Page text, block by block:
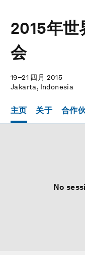
2015年世
会
19–21 四月 2015
Jakarta, Indonesia
主页 关于 合作
No